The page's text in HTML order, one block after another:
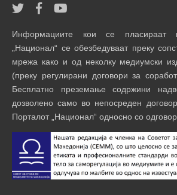
Информациите кои се пласираат
„Национал“ се обезбедуваат преку
мрежа како и од неколку медиумски
(преку регулирани договори за
Бесплатно преземање содржини
дозволено само во непосреден
Порталот „Национал“ односно со